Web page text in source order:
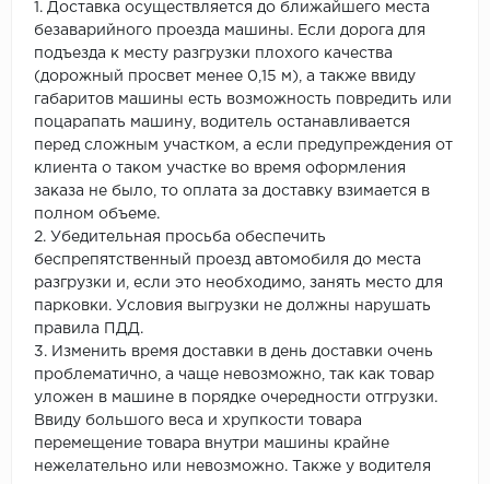
1. Доставка осуществляется до ближайшего места
безаварийного проезда машины. Если дорога для
подъезда к месту разгрузки плохого качества
(дорожный просвет менее 0,15 м), а также ввиду
габаритов машины есть возможность повредить или
поцарапать машину, водитель останавливается
перед сложным участком, а если предупреждения от
клиента о таком участке во время оформления
заказа не было, то оплата за доставку взимается в
полном объеме.
2. Убедительная просьба обеспечить
беспрепятственный проезд автомобиля до места
разгрузки и, если это необходимо, занять место для
парковки. Условия выгрузки не должны нарушать
правила ПДД.
3. Изменить время доставки в день доставки очень
проблематично, а чаще невозможно, так как товар
уложен в машине в порядке очередности отгрузки.
Ввиду большого веса и хрупкости товара
перемещение товара внутри машины крайне
нежелательно или невозможно. Также у водителя